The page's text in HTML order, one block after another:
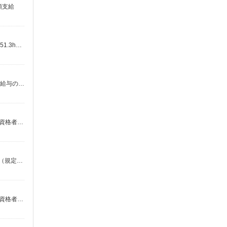
支給
＜入社から3ヶ月間＞ 基本時給1700円・深夜時給2125円 ※交通費全額支給（規定あり） 【月収例】35.7万円（23日勤務＋深夜51.3h＋残業20h） ＜入社から4ヶ月目以降＞ 基本時給1550円・深夜時給1938円 ※交通費全額支給（規定あり） 【月収例】32.6万円（23日勤務＋深夜51.3h＋残業20h）
時給1,600円〜2,000円＋交通費全額支給 ・残業代は別途全額支給（法定基準通り） ・交通費支給規定あり ・退職金制度あり ・給与の希望日払い（週払い）制度あり ＜月収例＞＊月20日勤務の場合 時給1,600円×7.5時間×20日⇒240,000円＋残業代＋交通費
時給1500円 ※交通費全額支給（規定あり） 【月収例】27.0万円（20日勤務＋残業20h） フォークリフト・クレーン・玉掛の有資格者：時給1700円
時給1,350円〜1,688円＋交通費支給 ※残業代は別途全額支給（法定基準通り） ※給与の希望日払い制度あり ※週払い制度あり（規定あり） ※交通費支給規定あり ＜月収例＞＊月21日勤務の場合 時給1,350円×8時間分×21日⇒226,800円＋残業代＋交通費
時給1700円 ※交通費全額支給（規定あり） 【月収例】30.6万円（20日勤務＋残業20h） フォークリフト・クレーン・玉掛の有資格者：時給1800円